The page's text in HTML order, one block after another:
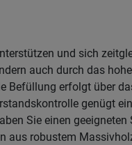
und sich
auch durch das
Befüllung erfolgt über
genügt
Sie einen
aus robustem